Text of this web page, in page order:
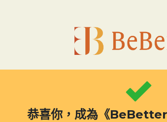
恭喜你，成為《BeBetter